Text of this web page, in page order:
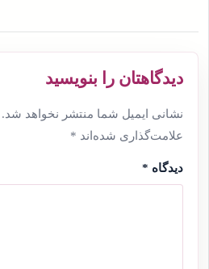
دیدگاهتان را بنویسید
نشانی ایمیل شما منتشر نخواهد شد.
علامت‌گذاری شده‌اند *
دیدگاه *